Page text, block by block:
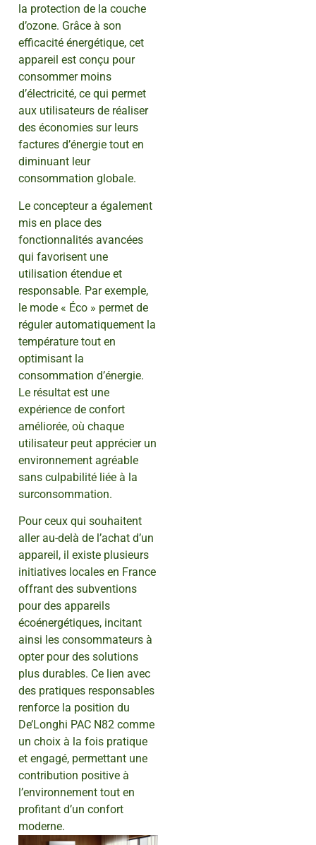
la protection de la couche
d’ozone. Grâce à son
efficacité énergétique, cet
appareil est conçu pour
consommer moins
d’électricité, ce qui permet
aux utilisateurs de réaliser
des économies sur leurs
factures d’énergie tout en
diminuant leur
consommation globale.
Le concepteur a également
mis en place des
fonctionnalités avancées
qui favorisent une
utilisation étendue et
responsable. Par exemple,
le mode « Éco » permet de
réguler automatiquement la
température tout en
optimisant la
consommation d’énergie.
Le résultat est une
expérience de confort
améliorée, où chaque
utilisateur peut apprécier un
environnement agréable
sans culpabilité liée à la
surconsommation.
Pour ceux qui souhaitent
aller au-delà de l’achat d’un
appareil, il existe plusieurs
initiatives locales en France
offrant des subventions
pour des appareils
écoénergétiques, incitant
ainsi les consommateurs à
opter pour des solutions
plus durables. Ce lien avec
des pratiques responsables
renforce la position du
De’Longhi PAC N82 comme
un choix à la fois pratique
et engagé, permettant une
contribution positive à
l’environnement tout en
profitant d’un confort
moderne.